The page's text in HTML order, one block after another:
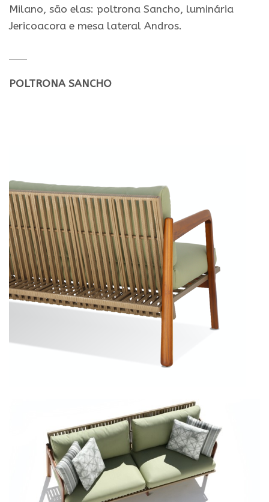
Milano, são elas: poltrona Sancho, luminária
Jericoacora e mesa lateral Andros.
POLTRONA SANCHO